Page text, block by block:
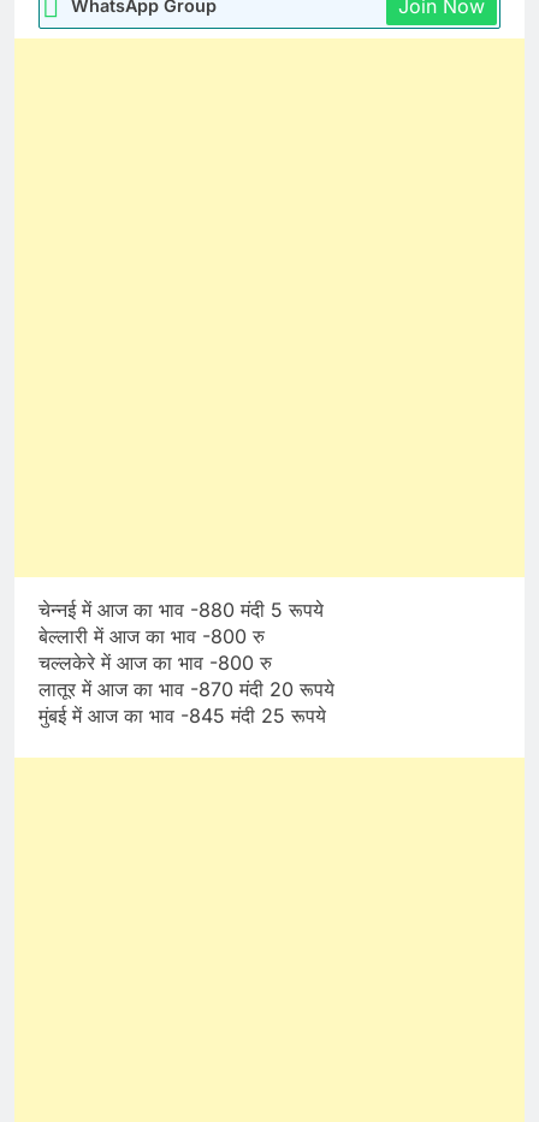
WhatsApp Group Join Now
चेन्नई में आज का भाव -880 मंदी 5 रूपये
बेल्लारी में आज का भाव -800 रु
चल्लकेरे में आज का भाव -800 रु
लातूर में आज का भाव -870 मंदी 20 रूपये
मुंबई में आज का भाव -845 मंदी 25 रूपये